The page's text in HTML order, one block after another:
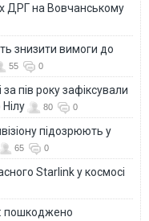
ДРГ на Вовчанському
знизити вимоги до
55 0
пів року зафіксували
80 0
підозрюють у
65 0
Starlink у космосі
пошкоджено